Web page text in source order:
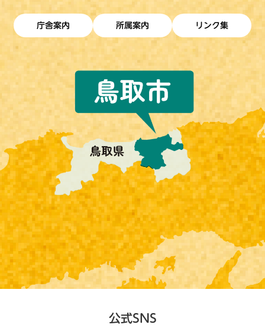
庁舎案内 所属案内 リンク集
公式SNS